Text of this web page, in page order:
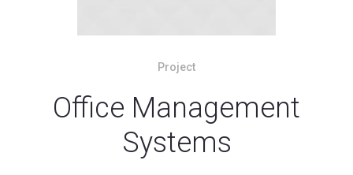
Project
Office Management
Systems